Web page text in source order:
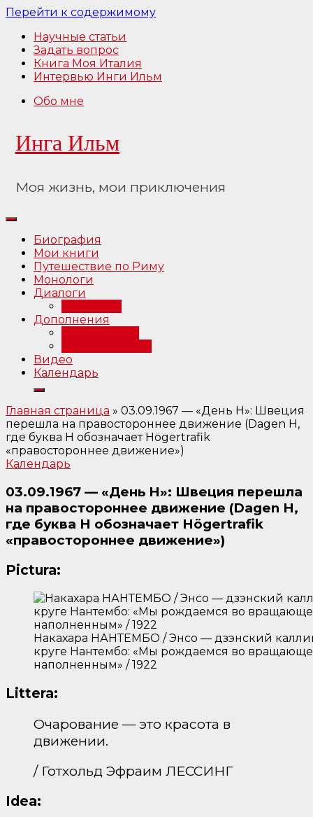
Перейти к содержимому
Научные статьи
Задать вопрос
Книга Моя Италия
Интервью Инги Ильм
Обо мне
Инга Ильм
Моя жизнь, мои приключения
Биография
Мои книги
Путешествие по Риму
Монологи
Диалоги
Дополнения
Видео
Календарь
Главная страница » 03.09.1967 — «День H»: Швеция
перешла на правостороннее движение (Dagen H,
где буква H обозначает Högertrafik
«правостороннее движение»)
Календарь
03.09.1967 — «День H»: Швеция перешла
на правостороннее движение (Dagen H,
где буква H обозначает Högertrafik
«правостороннее движение»)
Pictura:
Накахара НАНТЕМБО / Энсо — дзэнский
круге Нантембо: «Мы рождаемся во
наполненным» / 1922
Littera:
Очарование — это красота в
движении.
/ Готхольд Эфраим ЛЕССИНГ
Idea: